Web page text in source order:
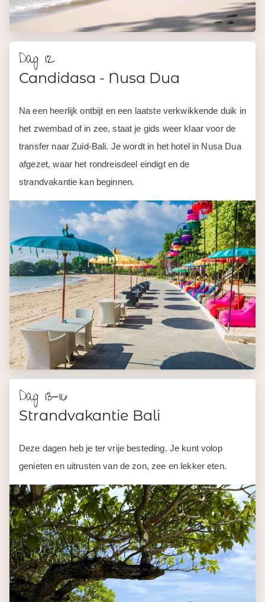
afgezet, waar het rondreisdeel eindigt en de
strandvakantie kan beginnen.
Dag 13-16
Strandvakantie Bali
Deze dagen heb je ter vrije besteding. Je kunt volop
genieten en uitrusten van de zon, zee en lekker eten.
Dag 17
Vertrek Bali
In de loop van de dag word je naar de luchthaven van
Denpasar gebracht. Hier vandaan vlieg je weer terug naar